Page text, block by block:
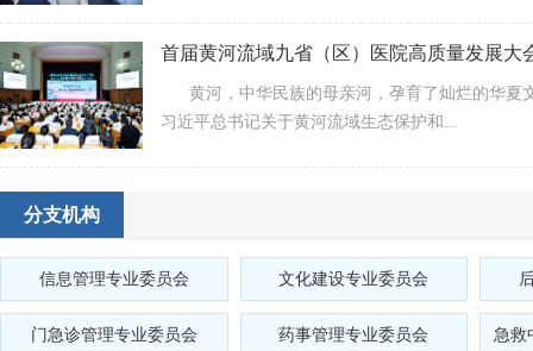
首届黄河流域九省（区）医院高质量发展大
黄河，中华民族的母亲河，孕育了灿烂的华夏
习近平总书记关于黄河流域生态保护和...
分支机构
信息管理专业委员会 文化建设专业委员会
门急诊管理专业委员会 药事管理专业委员会 急救